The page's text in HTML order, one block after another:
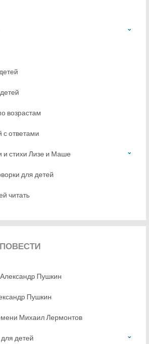
возрастам
с ответами
и стихи Лизе и Маше
для детей
читать
Пушкин
Пушкин
Михаил Лермонтов
детей